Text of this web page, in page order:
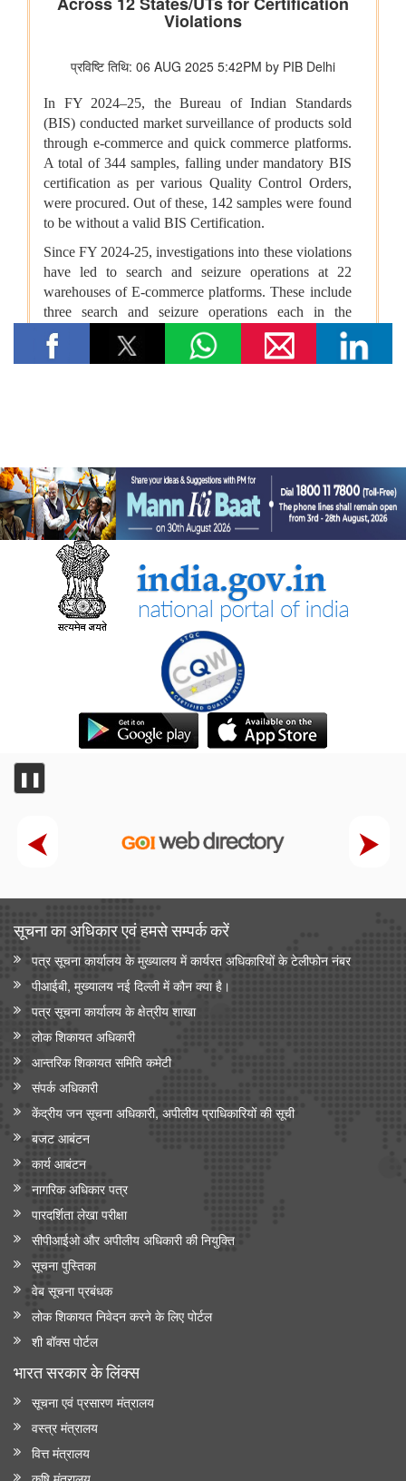
❚❚
सूचना का अधिकार एवं हमसे सम्‍पर्क करें
पत्र सूचना कार्यालय के मुख्यालय में कार्यरत अधिकारियों के टेलीफोन नंबर
पीआईबी, मुख्यालय नई दिल्ली में कौन क्या है।
पत्र सूचना कार्यालय के क्षेत्रीय शाखा
लोक शिकायत अधिकारी
आन्‍तरिक शिकायत समिति कमेटी
संपर्क अधिकारी
केंद्रीय जन सूचना अधिकारी, अपीलीय प्राधिकारियों की सूची
बजट आबंटन
कार्य आबंटन
नागरिक अधिकार पत्र
पारदर्शिता लेखा परीक्षा
सीपीआईओ और अपी‍लीय अधिकारी की नियुक्ति
सूचना पुस्तिका
वेब सूचना प्रबंधक
लोक शिकायत निवेदन करने के लिए पोर्टल
शी बॉक्स पोर्टल
भारत सरकार के लिंक्‍स
सूचना एवं प्रसारण मंत्रालय
वस्त्र मंत्रालय
वित्त मंत्रालय